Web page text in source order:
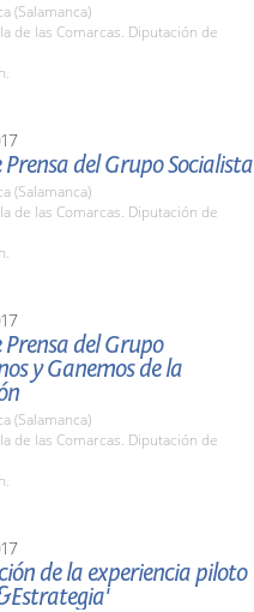
(Salamanca)
de las Comarcas. Diputación de
Prensa del Grupo Socialista
(Salamanca)
de las Comarcas. Diputación de
Prensa del Grupo
y Ganemos de la
(Salamanca)
de las Comarcas. Diputación de
de la experiencia piloto